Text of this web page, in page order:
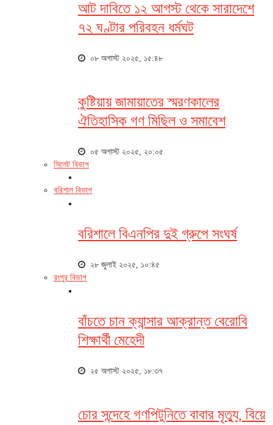
আট দাবিতে ১২ আগস্ট থেকে সারাদেশে
৭২ ঘণ্টার পরিবহন ধর্মঘট
০৮ অগাস্ট ২০২৫, ১৫:৪৮
কুষ্টিয়ায় জামায়াতের স্মরণকালের
ঐতিহাসিক গণ মিছিল ও সমাবেশ
০৫ অগাস্ট ২০২৫, ২০:০৫
সিলেট বিভাগ
বরিশাল বিভাগ
বরিশালে বিএনপির দুই গ্রুপে সংঘর্ষ
২৮ জুলাই ২০২৫, ১০:৪৫
রংপুর বিভাগ
বাঁচতে চান ক্যান্সার আক্রান্ত বেরোবি
শিক্ষার্থী মেহেদী
২৫ অগাস্ট ২০২৫, ১৮:৩৭
চোর সন্দেহে গণপিটুনিতে বাবার মৃত্যু, বিয়ে